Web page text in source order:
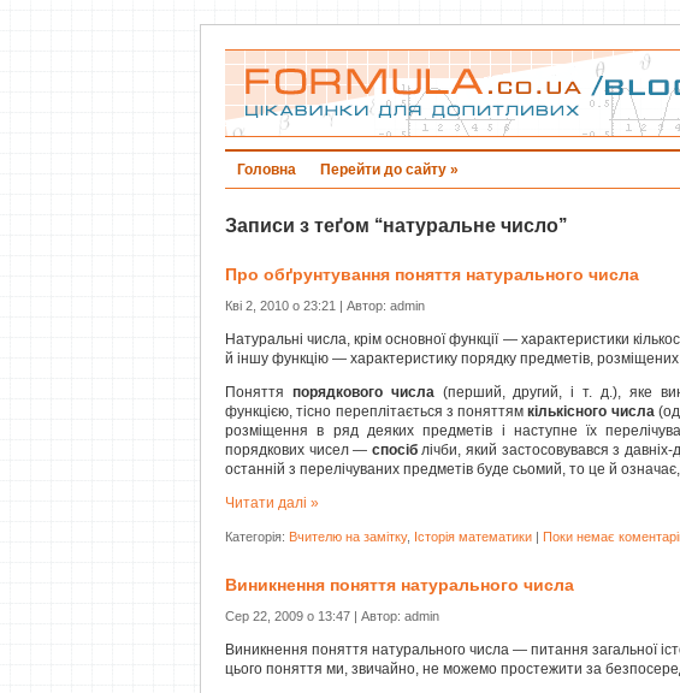
Головна Перейти до сайту »
Записи з теґом ‘‘натуральне число’’
Про обґрунтування поняття натурального числа
Кві 2, 2010 о 23:21 | Автор: admin
Натуральні числа, крім основної функції — характеристики
й іншу функцію — характеристику порядку предметів,
Поняття порядкового числа(перший, другий, і т. д.), яке
функцією, тісно переплітається з поняттямкількісного числа
розміщення в ряд деяких предметів і наступне їх
порядкових чисел — спосіблічби, який застосовувався з
останній з перелічуваних предметів буде сьомий, то це й
Читати далі »
Категорія: Вчителю на замітку, Історія математики Поки немає
Виникнення поняття натурального числа
Сер 22, 2009 о 13:47 | Автор: admin
Виникнення поняття натурального числа — питання загальної
цього поняття ми, звичайно, не можемо простежити за